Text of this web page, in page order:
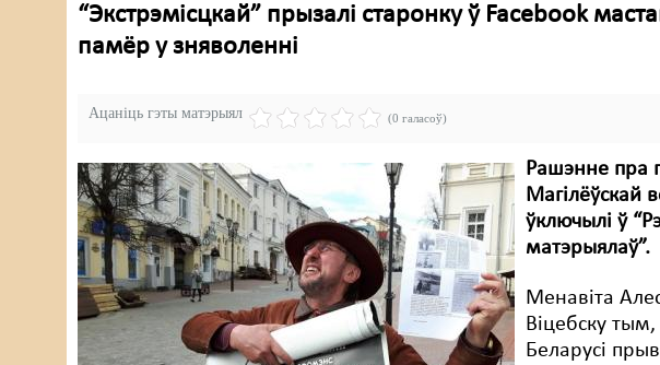
“Экстрэмісцкай” прызалі старонку ў Facebook
памёр у зняволенні
Ацаніць гэты матэрыял (0 галасоў)
Рашэнне пра
Магілёўскай
ўключылі ў
матэрыялаў”.
Менавіта
Віцебску
Беларусі